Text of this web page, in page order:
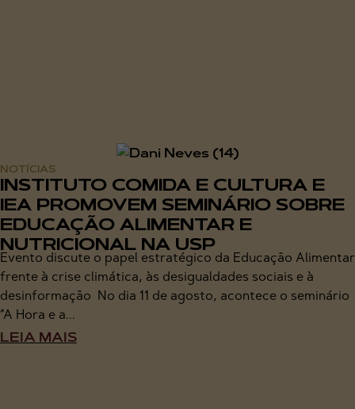
NOTÍCIAS
INSTITUTO COMIDA E CULTURA E
IEA PROMOVEM SEMINÁRIO SOBRE
EDUCAÇÃO ALIMENTAR E
NUTRICIONAL NA USP
Evento discute o papel estratégico da Educação Alimentar
frente à crise climática, às desigualdades sociais e à
desinformação No dia 11 de agosto, acontece o seminário
“A Hora e a...
LEIA MAIS